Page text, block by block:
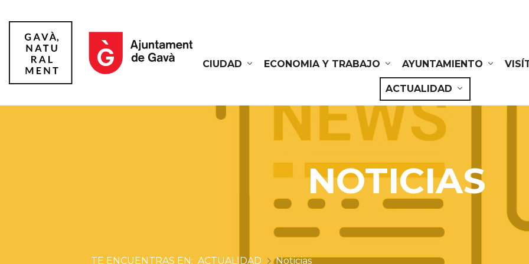
CIUDAD
ECONOMIA Y TRABAJO AYUNTAMIENTO
ACTUALIDAD
NOTICIAS
ACTUALIDAD Noticias